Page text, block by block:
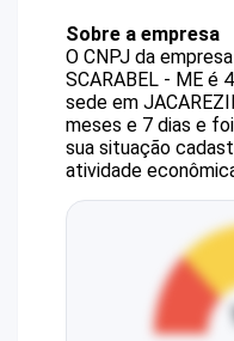
Sobre a empresa
O CNPJ da empresa
SCARABEL - ME é
sede em
meses e 7 dias e
sua situação
atividade